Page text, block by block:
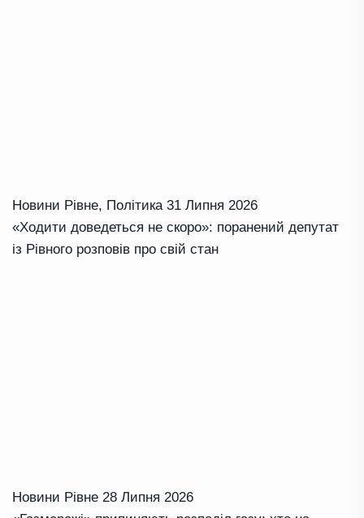
Новини Рівне, Політика 31 Липня 2026
«Ходити доведеться не скоро»: поранений депутат
із Рівного розповів про свій стан
Новини Рівне 28 Липня 2026